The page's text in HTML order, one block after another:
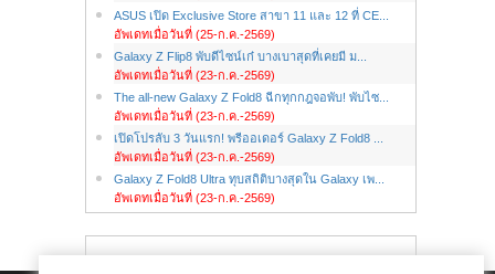
ASUS เปิด Exclusive Store สาขา 11 และ 12 ที่ CE...
อัพเดทเมื่อวันที่ (25-ก.ค.-2569)
Galaxy Z Flip8 พับดีไซน์เก๋ บางเบาสุดที่เคยมี ม...
อัพเดทเมื่อวันที่ (23-ก.ค.-2569)
The all-new Galaxy Z Fold8 ฉีกทุกกฎจอพับ! พับไซ...
อัพเดทเมื่อวันที่ (23-ก.ค.-2569)
เปิดโปรลับ 3 วันแรก! พรีออเดอร์ Galaxy Z Fold8 ...
อัพเดทเมื่อวันที่ (23-ก.ค.-2569)
Galaxy Z Fold8 Ultra ทุบสถิติบางสุดใน Galaxy เพ...
อัพเดทเมื่อวันที่ (23-ก.ค.-2569)